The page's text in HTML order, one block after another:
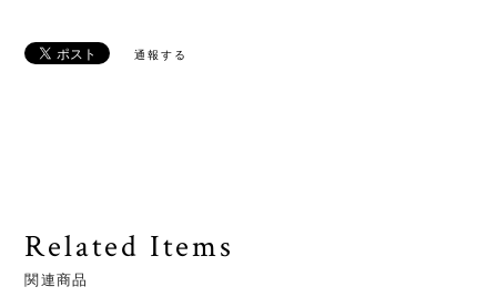
通報する
Related Items
関連商品